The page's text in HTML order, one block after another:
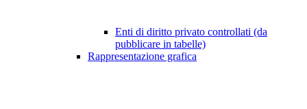
Enti di diritto privato controllati (da
pubblicare in tabelle)
Rappresentazione grafica